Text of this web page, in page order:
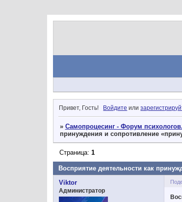
Привет, Гость! Войдите или
» Самопроцесинг - Форум
принуждения и сопротивление
Восприятие деятельности как
Страница: 1
Viktor
Администратор